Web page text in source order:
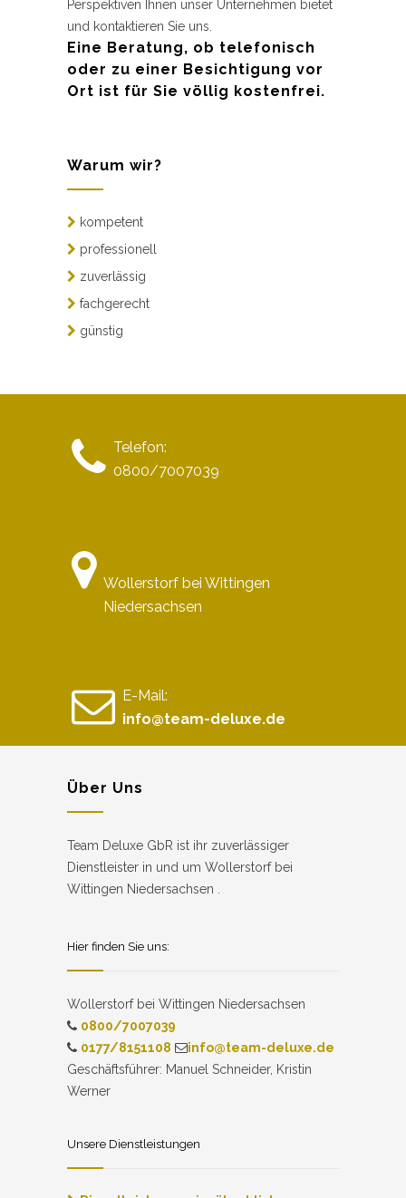
Perspektiven Ihnen unser Unternehmen bietet
und kontaktieren Sie uns.
Eine Beratung, ob telefonisch
oder zu einer Besichtigung vor
Ort ist für Sie völlig kostenfrei.
Warum wir?
kompetent
professionell
zuverlässig
fachgerecht
günstig
Telefon:
0800/7007039
Wollerstorf bei Wittingen
Niedersachsen
E-Mail:
info@team-deluxe.de
Über Uns
Team Deluxe GbR ist ihr zuverlässiger
Dienstleister in und um Wollerstorf bei
Wittingen Niedersachsen .
Hier finden Sie uns:
Wollerstorf bei Wittingen Niedersachsen
0800/7007039
0177/8151108
info@team-deluxe.de
Geschäftsführer: Manuel Schneider, Kristin
Werner
Unsere Dienstleistungen